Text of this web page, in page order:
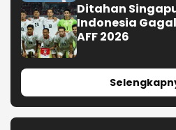
Ditahan
Indonesia
AFF 2026